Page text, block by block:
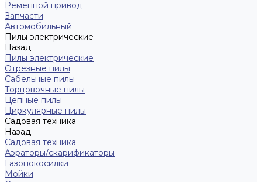
Ременной привод
Запчасти
Автомобильный
Пилы электрические
Назад
Пилы электрические
Отрезные пилы
Сабельные пилы
Торцовочные пилы
Цепные пилы
Циркулярные пилы
Садовая техника
Назад
Садовая техника
Аэраторы/скарификаторы
Газонокосилки
Мойки